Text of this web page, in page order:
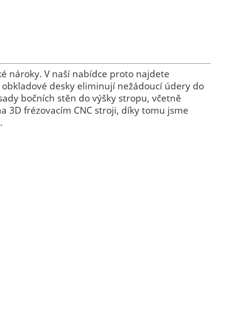
nároky. V naší nabídce proto najdete
desky eliminují nežádoucí údery do
bočních stěn do výšky stropu, včetně
3D frézovacím CNC stroji, díky tomu jsme